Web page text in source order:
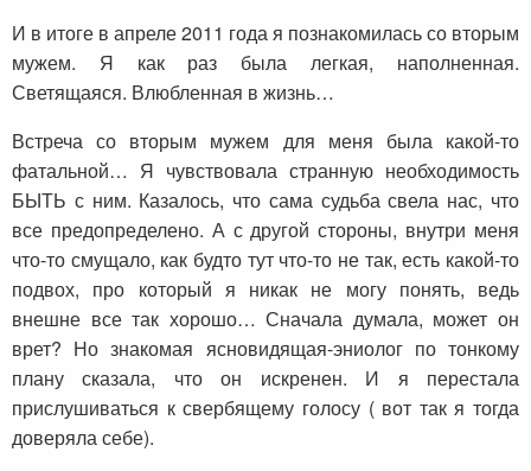
И в итоге в апреле 2011 года я познакомилась со вторым
мужем. Я как раз была легкая, наполненная.
Светящаяся. Влюбленная в жизнь…
Встреча со вторым мужем для меня была какой-то
фатальной… Я чувствовала странную необходимость
БЫТЬ с ним. Казалось, что сама судьба свела нас, что
все предопределено. А с другой стороны, внутри меня
что-то смущало, как будто тут что-то не так, есть какой-то
подвох, про который я никак не могу понять, ведь
внешне все так хорошо… Сначала думала, может он
врет? Но знакомая ясновидящая-эниолог по тонкому
плану сказала, что он искренен. И я перестала
прислушиваться к свербящему голосу ( вот так я тогда
доверяла себе).